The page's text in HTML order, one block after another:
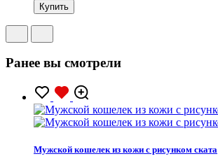
Купить
Ранее вы смотрели
Мужской кошелек из кожи с рисунком ската